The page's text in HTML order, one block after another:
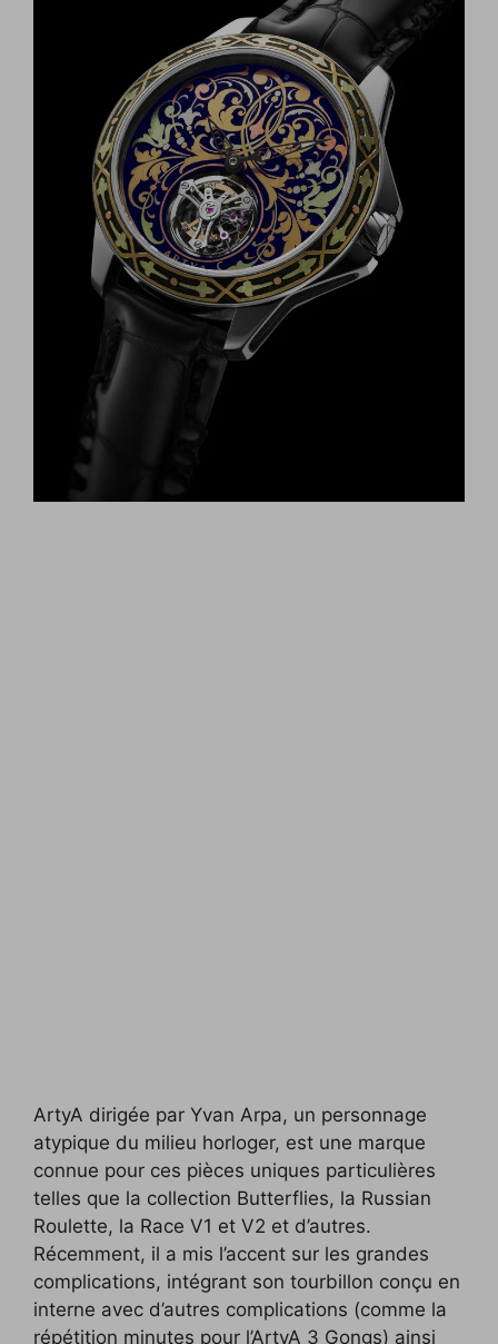
ArtyA dirigée par Yvan Arpa, un personnage
atypique du milieu horloger, est une marque
connue pour ces pièces uniques particulières
telles que la collection Butterflies, la Russian
Roulette, la Race V1 et V2 et d’autres.
Récemment, il a mis l’accent sur les grandes
complications, intégrant son tourbillon conçu en
interne avec d’autres complications (comme la
répétition minutes pour l’ArtyA 3 Gongs) ainsi